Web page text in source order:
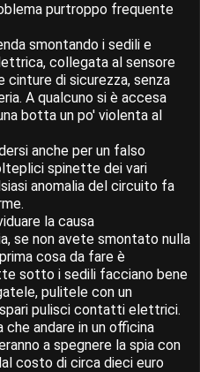
purtroppo frequente
smontando i sedili e
collegata al sensore
cinture di sicurezza, senza
A qualcuno si è accesa
botta un po' violenta al
anche per un falso
spinette dei vari
anomalia del circuito fa
la causa
se non avete smontato nulla
cosa da fare è
sotto i sedili facciano bene
pulitele con un
pulisci contatti elettrici.
andare in un officina
a spegnere la spia con
costo di circa dieci euro